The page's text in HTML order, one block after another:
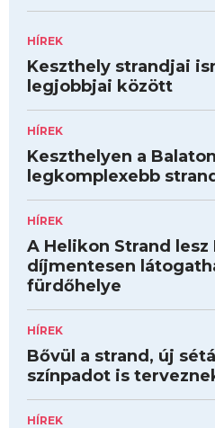
HÍREK
Keszthely strandjai
legjobbjai között
HÍREK
Keszthelyen a
legkomplexebb
HÍREK
A Helikon Strand lesz
díjmentesen
fürdőhelye
HÍREK
Bővül a strand, új
színpadot is
HÍREK